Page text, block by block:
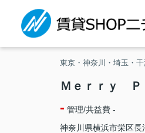
東京・神奈川・埼玉・
Ｍｅｒｒｙ Ｐ
- 管理/共益費 -
神奈川県横浜市栄区長